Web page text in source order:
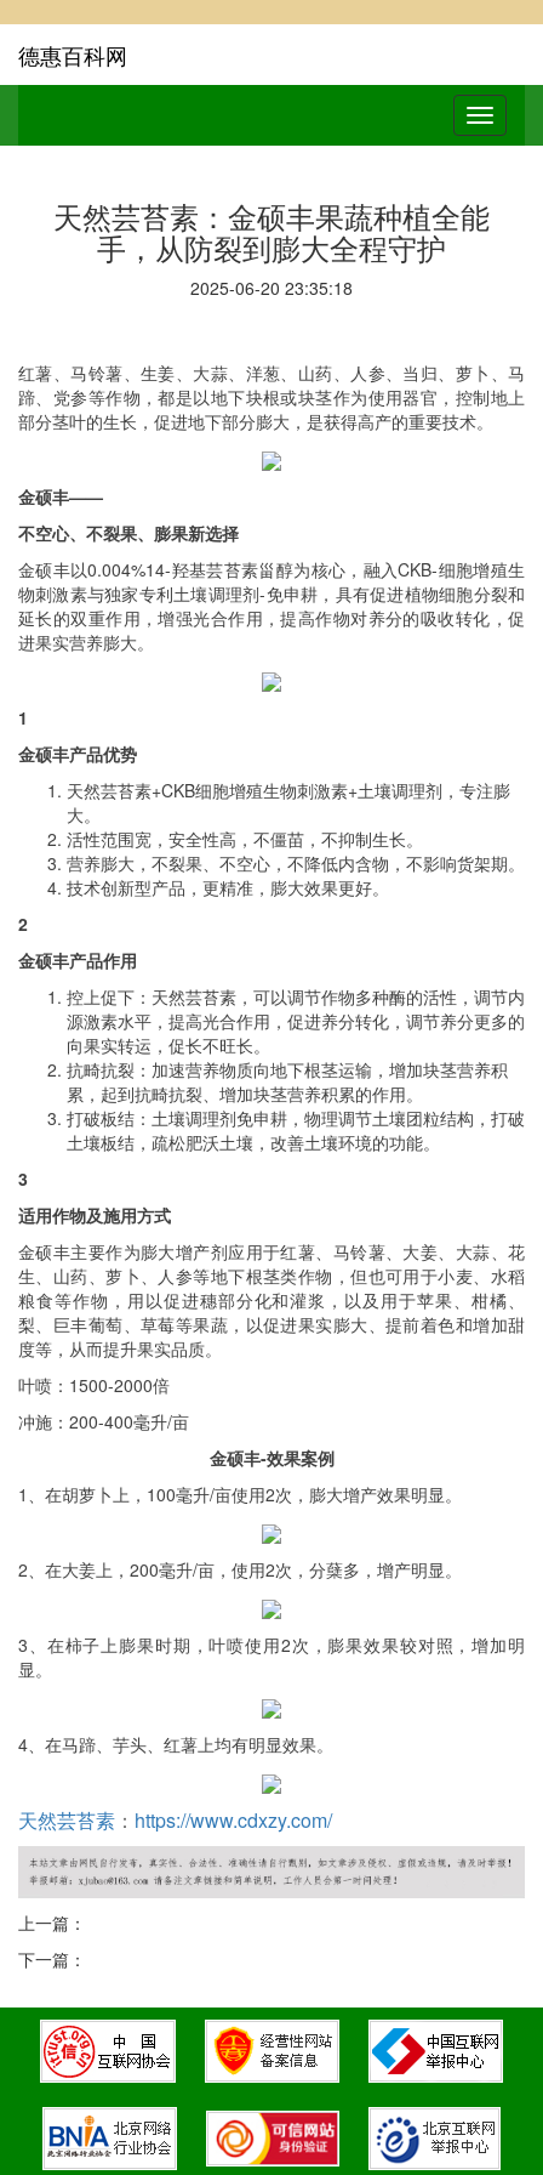
德惠百科网
天然芸苔素：金硕丰果蔬种植全能
手，从防裂到膨大全程守护
2025-06-20 23:35:18
红薯、马铃薯、生姜、大蒜、洋葱、山药、人参、当归、萝卜、马
蹄、党参等作物，都是以地下块根或块茎作为使用器官，控制地上
部分茎叶的生长，促进地下部分膨大，是获得高产的重要技术。
金硕丰——
不空心、不裂果、膨果新选择
金硕丰以0.004%14-羟基芸苔素甾醇为核心，融入CKB-细胞增殖生
物刺激素与独家专利土壤调理剂-免申耕，具有促进植物细胞分裂和
延长的双重作用，增强光合作用，提高作物对养分的吸收转化，促
进果实营养膨大。
1
金硕丰产品优势
天然芸苔素+CKB细胞增殖生物刺激素+土壤调理剂，专注膨
大。
活性范围宽，安全性高，不僵苗，不抑制生长。
营养膨大，不裂果、不空心，不降低内含物，不影响货架期。
技术创新型产品，更精准，膨大效果更好。
2
金硕丰产品作用
控上促下：天然芸苔素，可以调节作物多种酶的活性，调节内
源激素水平，提高光合作用，促进养分转化，调节养分更多的
向果实转运，促长不旺长。
抗畸抗裂：加速营养物质向地下根茎运输，增加块茎营养积
累，起到抗畸抗裂、增加块茎营养积累的作用。
打破板结：土壤调理剂免申耕，物理调节土壤团粒结构，打破
土壤板结，疏松肥沃土壤，改善土壤环境的功能。
3
适用作物及施用方式
金硕丰主要作为膨大增产剂应用于红薯、马铃薯、大姜、大蒜、花
生、山药、萝卜、人参等地下根茎类作物，但也可用于小麦、水稻
粮食等作物，用以促进穗部分化和灌浆，以及用于苹果、柑橘、
梨、巨丰葡萄、草莓等果蔬，以促进果实膨大、提前着色和增加甜
度等，从而提升果实品质。
叶喷：1500-2000倍
冲施：200-400毫升/亩
金硕丰-效果案例
1、在胡萝卜上，100毫升/亩使用2次，膨大增产效果明显。
2、在大姜上，200毫升/亩，使用2次，分蘖多，增产明显。
3、在柿子上膨果时期，叶喷使用2次，膨果效果较对照，增加明
显。
4、在马蹄、芋头、红薯上均有明显效果。
天然芸苔素 ： https://www.cdxzy.com/
上一篇：
下一篇：